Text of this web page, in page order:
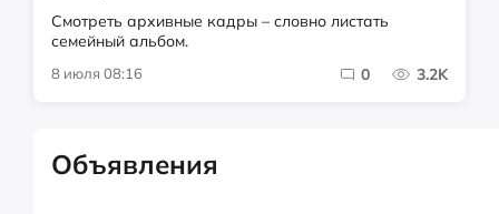
Смотреть архивные кадры – словно листать
семейный альбом.
8 июля 08:16 0 3.2K
Объявления